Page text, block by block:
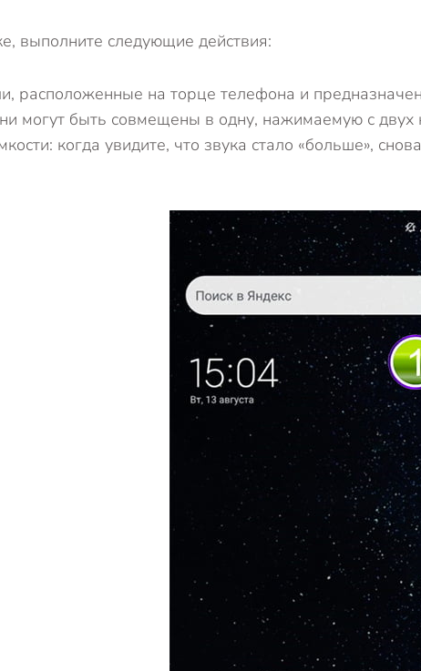
выполните следующие действия:
расположенные на торце телефона и
могут быть совмещены в одну, нажимаемую с двух
когда увидите, что звука стало «больше»,